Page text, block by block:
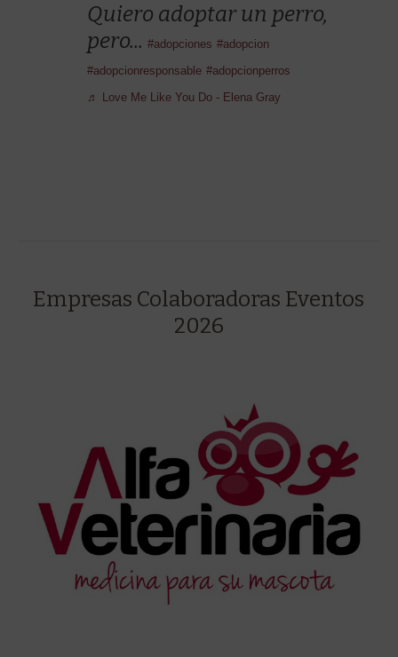
Quiero adoptar un perro,
pero... #adopciones #adopcion
#adopcionresponsable #adopcionperros
♬ Love Me Like You Do - Elena Gray
Empresas Colaboradoras Eventos
2026